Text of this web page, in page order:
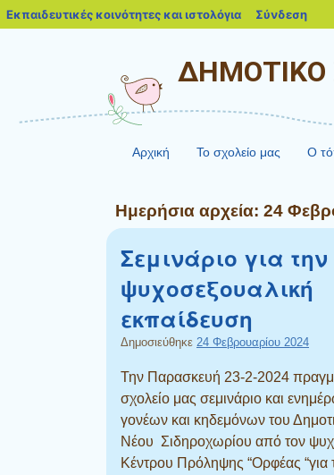
ΔΗΜΟΤΙΚΟ
Αρχική Το σχολείο μας Ο
Ημερήσια αρχεία: 24
Σεμινάριο για την
ψυχοσεξουαλική
εκπαίδευση
Δημοσιεύθηκε 24 Φεβρουαρίου 2024
Την Παρασκευή 23-2-2024
σχολείο μας σεμινάριο και
γονέων και κηδεμόνων του
Νέου Σιδηροχωρίου από τον
Κέντρου Πρόληψης “Ορφέας “για
Εκπαιδευτικές κοινότητες και ιστολόγια Σύνδεση